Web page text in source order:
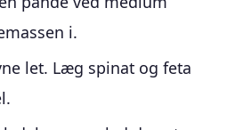
i.
let. Læg spinat og feta